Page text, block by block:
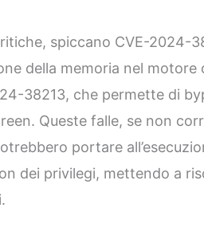
spiccano CVE-2024-
della memoria nel motore
38213, che permette di
Queste falle, se non
portare
dei privilegi, mettendo a